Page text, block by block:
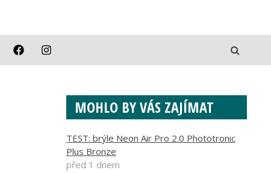
MOHLO BY VÁS ZAJÍMAT
TEST: brýle Neon Air Pro 2.0 Phototronic
Plus Bronze
před 1 dnem